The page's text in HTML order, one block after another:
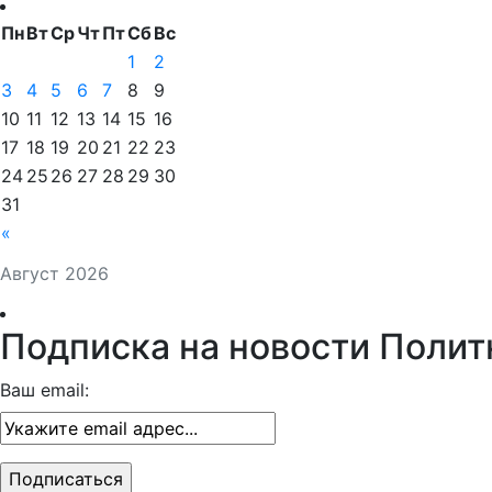
Август 2026
ПнВтСрЧтПтСбВс
«
1
2
3
4 5 6 7 8
9
10 11 12 13 14 15 16
17 18 19 20 21 22 23
24 25 26 27 28 29 30
31
Подписка на новости
Ваш email: